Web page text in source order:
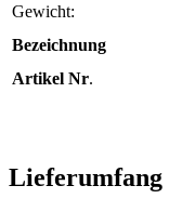
Gewicht:
Bezeichnung
Artikel Nr.
Lieferumfang